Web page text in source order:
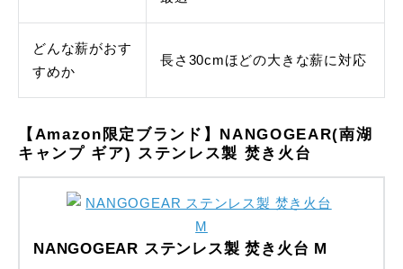
どんな薪がおす
すめか
長さ30cmほどの大きな薪に対応
【Amazon限定ブランド】NANGOGEAR(南湖
キャンプ ギア) ステンレス製 焚き火台
NANGOGEAR ステンレス製 焚き火台 M